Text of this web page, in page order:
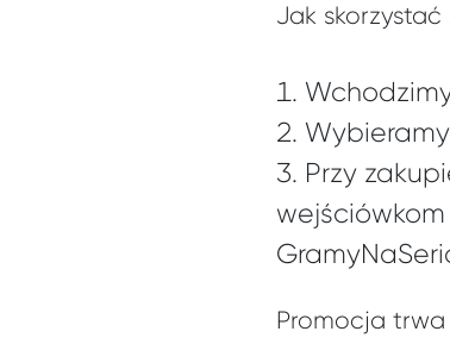
Jak
Przy
Promocja